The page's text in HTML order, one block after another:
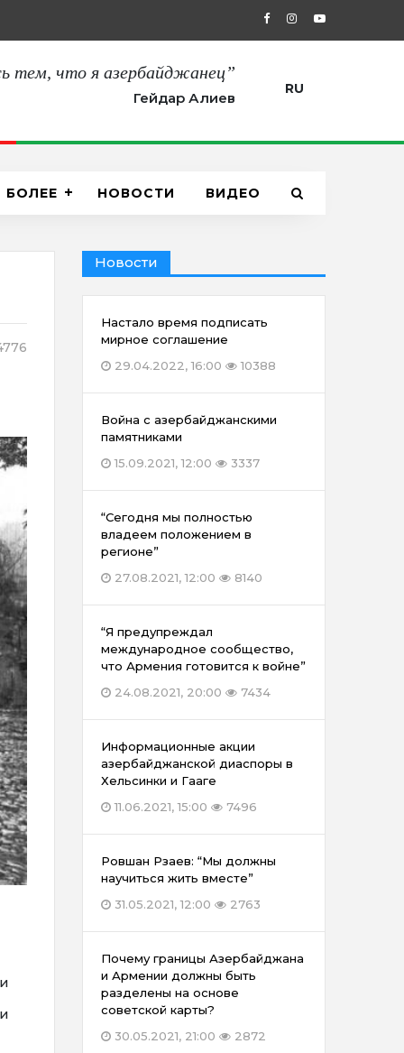
27.08.2021, 12:00 “Сегодня мы
тем, что я азербайджанец”
Гейдар Алиев
RU
БОЛЕЕ НОВОСТИ ВИДЕО
Новости
Настало время подписать
мирное соглашение
29.04.2022, 16:00
10388
Война с азербайджанскими
памятниками
15.09.2021, 12:00
3337
“Сегодня мы полностью
владеем положением в
регионе”
27.08.2021, 12:00
8140
“Я предупреждал
международное сообщество,
что Армения готовится к войне”
24.08.2021, 20:00
7434
Информационные акции
азербайджанской диаспоры в
Хельсинки и Гааге
11.06.2021, 15:00
7496
Ровшан Рзаев: “Мы должны
научиться жить вместе”
31.05.2021, 12:00
2763
Почему границы Азербайджана
и Армении должны быть
разделены на основе
советской карты?
30.05.2021, 21:00
2872